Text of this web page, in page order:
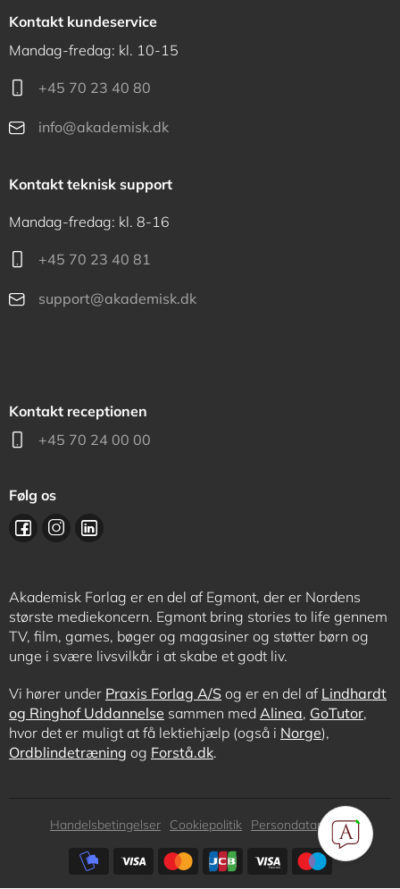
Kontakt kundeservice
Mandag-fredag: kl. 10-15
+45 70 23 40 80
info@akademisk.dk
Kontakt teknisk support
Mandag-fredag: kl. 8-16
+45 70 23 40 81
support@akademisk.dk
Kontakt receptionen
+45 70 24 00 00
Følg os
Akademisk Forlag er en del af Egmont, der er Nordens
største mediekoncern. Egmont bring stories to life gennem
TV, film, games, bøger og magasiner og støtter børn og
unge i svære livsvilkår i at skabe et godt liv.
Vi hører under Praxis Forlag A/S og er en del af Lindhardt
og Ringhof Uddannelse sammen med Alinea, GoTutor,
hvor det er muligt at få lektiehjælp (også i Norge),
Ordblindetræning og Forstå.dk.
Subfooter
Handelsbetingelser Cookiepolitik
Persondatapolitik
Subfooter
payment